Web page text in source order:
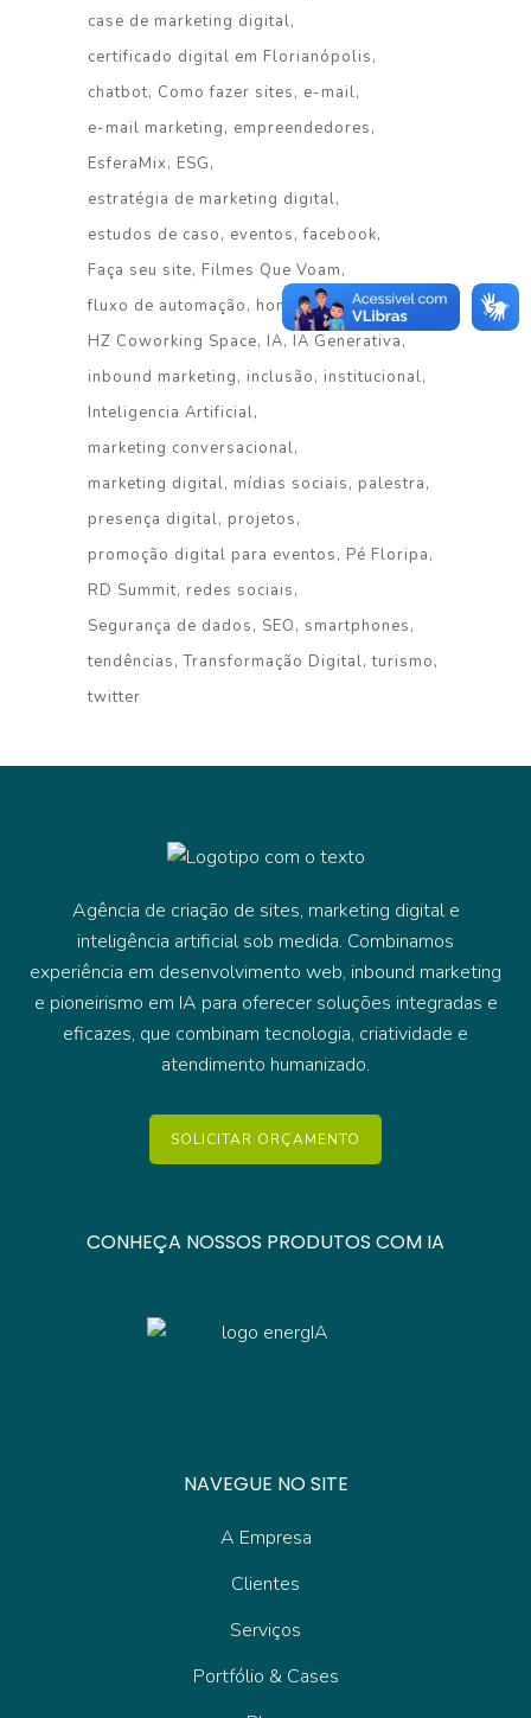
case de marketing digital
certificado digital em Florianópolis
chatbot Como fazer sites
e-mail
e-mail marketing
empreendedores
EsferaMix
ESG
estratégia de marketing digital
estudos de caso
eventos facebook
Faça seu site Filmes Que Voam
fluxo de automação
homenagem
HZ Coworking Space IA IA Generativa
inbound marketing
inclusão
institucional
Inteligencia Artificial
marketing conversacional
marketing digital mídias sociais
palestra
presença digital projetos
promoção digital para eventos
Pé Floripa
RD Summit redes sociais
Segurança de dados
SEO
smartphones
tendências Transformação Digital turismo
twitter
Agência de criação de sites, marketing digital e
inteligência artificial sob medida. Combinamos
experiência em desenvolvimento web, inbound marketing
e pioneirismo em IA para oferecer soluções integradas e
eficazes, que combinam tecnologia, criatividade e
atendimento humanizado.
SOLICITAR ORÇAMENTO
CONHEÇA NOSSOS PRODUTOS COM IA
NAVEGUE NO SITE
A Empresa
Clientes
Serviços
Portfólio & Cases